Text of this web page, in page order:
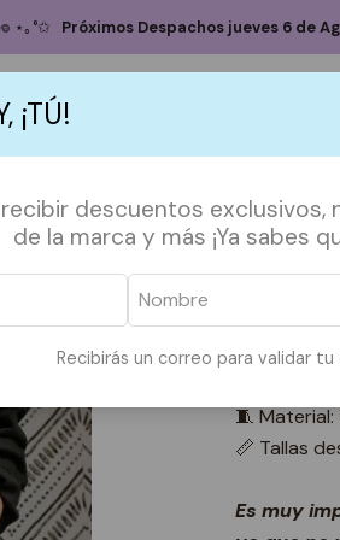
¡TÚ!
descuentos exclusivos,
de la marca y más ¡Ya sabes
Recibirás un correo para validar tu
POLERAS POLERONES
⋆｡°✩ Próximos Despachos jueves 6 de
Inicio POLERONES Pullover
S M
🧵
📏 Tallas
Es muy